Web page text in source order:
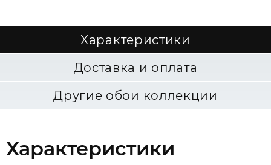
Характеристики
Доставка и оплата
Другие обои коллекции
Характеристики